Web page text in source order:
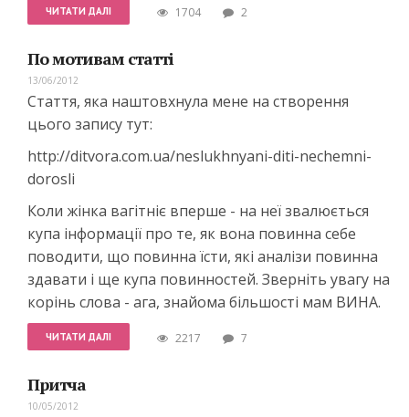
ЧИТАТИ ДАЛІ 1704 2
По мотивам статті
13/06/2012
Стаття, яка наштовхнула мене на створення
цього запису тут:
http://ditvora.com.ua/neslukhnyani-diti-nechemni-
dorosli
Коли жінка вагітніє вперше - на неї звалюється
купа інформації про те, як вона повинна себе
поводити, що повинна їсти, які аналізи повинна
здавати і ще купа повинностей. Зверніть увагу на
корінь слова - ага, знайома більшості мам ВИНА.
ЧИТАТИ ДАЛІ 2217 7
Притча
10/05/2012